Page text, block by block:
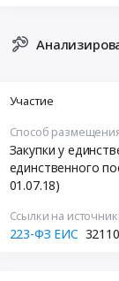
Участие
Способ
Закупки у
единственного
01.07.18)
Ссылки на
223-ФЗ ЕИС